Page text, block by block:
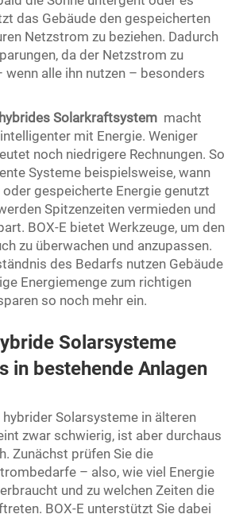
das Gebäude den gespeicherten
Netzstrom zu beziehen. Dadurch
da der Netzstrom zu
wenn alle ihn nutzen – besonders
hybrides Solarkraftsystem macht
mit Energie. Weniger
noch niedrigere Rechnungen. So
Systeme beispielsweise, wann
oder gespeicherte Energie genutzt
Spitzenzeiten vermieden und
BOX-E bietet Werkzeuge, um den
zu überwachen und anzupassen.
des Bedarfs nutzen Gebäude
Energiemenge zum richtigen
so noch mehr ein.
Solarsysteme
in bestehende Anlagen
Solarsysteme in älteren
zwar schwierig, ist aber durchaus
Zunächst prüfen Sie die
– also, wie viel Energie
und zu welchen Zeiten die
BOX-E unterstützt Sie dabei